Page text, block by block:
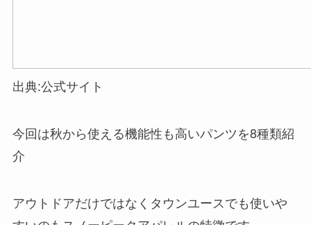
出典:公式サイト
今回は秋から使える機能性も高いパンツを8種類紹
介
アウトドアだけではなくタウンユースでも使いや